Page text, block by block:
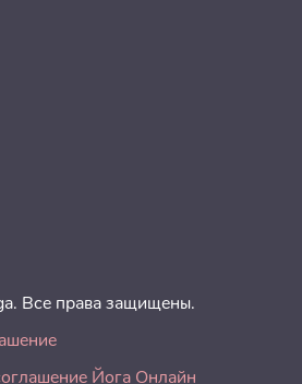
Все права защищены.
Йога Онлайн